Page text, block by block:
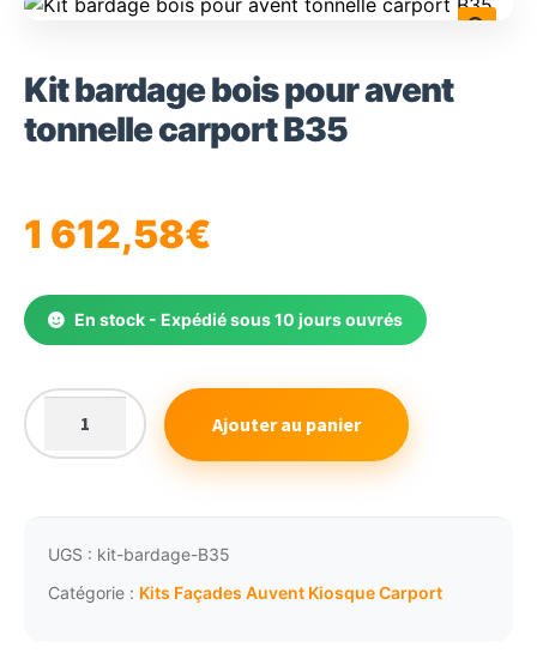
Kit bardage bois pour avent
tonnelle carport B35
1 612,58€
En stock - Expédié sous 10 jours ouvrés
quantité
de
bois
pour
Ajouter au panier
UGS : kit-bardage-B35
Catégorie : Kits Façades Auvent Kiosque Carport